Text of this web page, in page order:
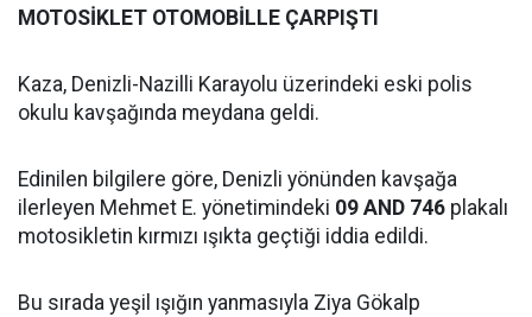
MOTOSİKLET OTOMOBİLLE ÇARPIŞTI
Kaza, Denizli-Nazilli Karayolu üzerindeki eski polis
okulu kavşağında meydana geldi.
Edinilen bilgilere göre, Denizli yönünden kavşağa
ilerleyen Mehmet E. yönetimindeki 09 AND 746 plakalı
motosikletin kırmızı ışıkta geçtiği iddia edildi.
Bu sırada yeşil ışığın yanmasıyla Ziya Gökalp